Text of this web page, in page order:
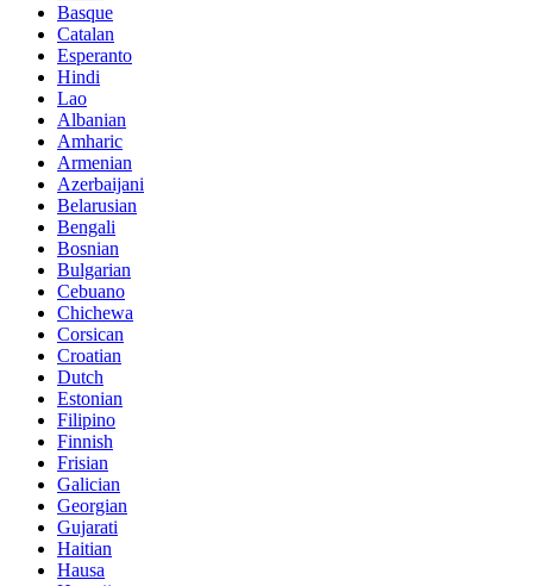
Basque
Catalan
Esperanto
Hindi
Lao
Albanian
Amharic
Armenian
Azerbaijani
Belarusian
Bengali
Bosnian
Bulgarian
Cebuano
Chichewa
Corsican
Croatian
Dutch
Estonian
Filipino
Finnish
Frisian
Galician
Georgian
Gujarati
Haitian
Hausa